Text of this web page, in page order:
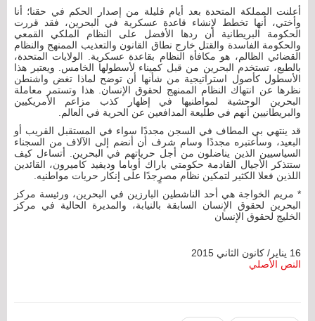
أعلنت المملكة المتحدة بعد أيام قليلة من إصدار الحكم في حقنا؛ أنا
وأختي، أنها تخطط لإنشاء قاعدة عسكرية في البحرين، فقد قررت
الحكومة البريطانية أن ردها الأفضل على النظام الملكي القمعي
والحكومة الفاسدة والقتل خارج نطاق القانون والتعذيب الممنهج والنظام
القضائي الظالم، هو مكافأة النظام بقاعدة عسكرية. الولايات المتحدة،
بالطبع، تستخدم البحرين من قبل كميناء لأسطولها الخامس. ويعتبر هذا
الأسطول كأصول استراتيجية من شأنها أن توضح لماذا تغض واشنطن
نظرها عن انتهاك النظام الممنهج لحقوق الإنسان. هذا وتستمر معاملة
البحرين الوحشية لمواطنيها في إظهار كذب مزاعم الأمريكيين
والبريطانيين أنهم في طليعة المدافعين عن الحرية في العالم.
قد ينتهي بي المطاف في السجن مجددًا سواء في المستقبل القريب أو
البعيد، وسأعتبره مجددًا وسام شرف أن أنضم إلى الآلاف من السجناء
السياسيين الذين يناضلون من أجل حرياتهم في البحرين. أتساءل كيف
ستتذكر الأجيال القادمة حكومتي باراك أوباما وديفيد كاميرون، القائدين
اللذين فعلا الكثير لتمكين نظام مصرٍجدًا على إنكار حريات مواطنيه.
* مريم الخواجة هي أحد الناشطين البارزين في البحرين، ورئيسة مركز
البحرين لحقوق الإنسان السابقة بالنيابة، والمديرة الحالية في مركز
الخليج لحقوق الإنسان
16 يناير/ كانون الثاني 2015
النص الأصلي